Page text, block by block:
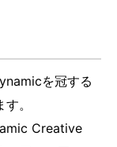
を冠する
。
Creative